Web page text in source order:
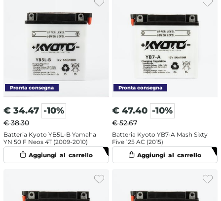
€ 34.47 -10%
€ 38.30
Batteria Kyoto YB5L-B Yamaha
YN 50 F Neos 4T (2009-2010)
€ 47.40 -10%
€ 52.67
Batteria Kyoto YB7-A Mash Sixty
Five 125 AC (2015)